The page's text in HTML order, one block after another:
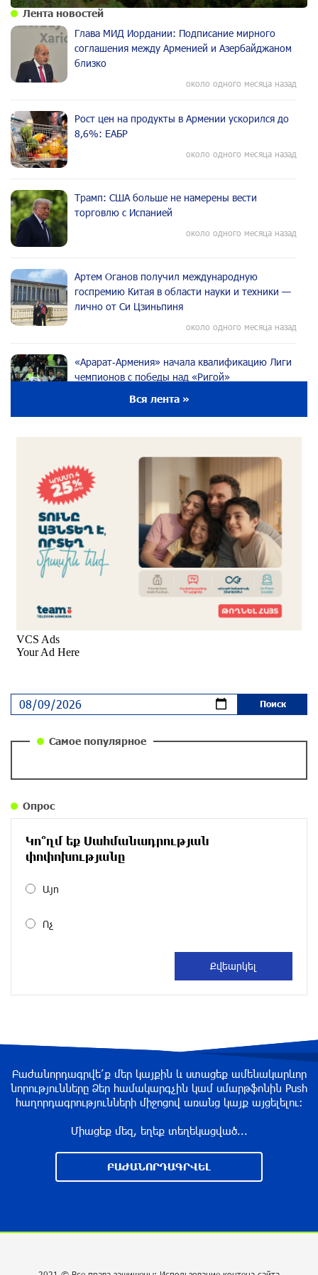
Лента новостей
Глава МИД Иордании: Подписание мирного
соглашения между Арменией и Азербайджаном
близко
около одного месяца назад
Рост цен на продукты в Армении ускорился до
8,6%: ЕАБР
около одного месяца назад
Трамп: США больше не намерены вести
торговлю с Испанией
около одного месяца назад
Артем Оганов получил международную
госпремию Китая в области науки и техники —
лично от Си Цзиньпиня
около одного месяца назад
«Арарат‑Армения» начала квалификацию Лиги
чемпионов с победы над «Ригой»
около одного месяца назад
Аравийским морем
около одного месяца назад
Вопрос об аресте Чалабяна дошел до
Европейского парламента: «Паст»
около одного месяца назад
и чего на самом деле ожидает общество?
парламентского бойкота оппозиции - пустая
повестка дня? «Паст»
около одного месяца назад
Размик Марукян стал обладателем бронзовой
избежать энергодефицита в Армении: Алексей
около одного месяца назад
На автодороге Ереван-Севан произошел
около одного месяца назад
Оппозиция Грузии отказалась от мандатов и
Вся лента »
Самое популярное
Опрос
Կո՞ղմ եք Սահմանադրության
փոփոխությանը
Այո
Ոչ
Բաժանորդագրվե՛ք մեր կայքին և ստացեք ամենակարևոր
նորությունները Ձեր համակարգչին կամ սմարթֆոնին Push
հաղորդագրությունների միջոցով առանց կայք այցելելու։
Միացեք մեզ, եղեք տեղեկացված...
ԲԱԺԱՆՈՐԴԱԳՐՎԵԼ